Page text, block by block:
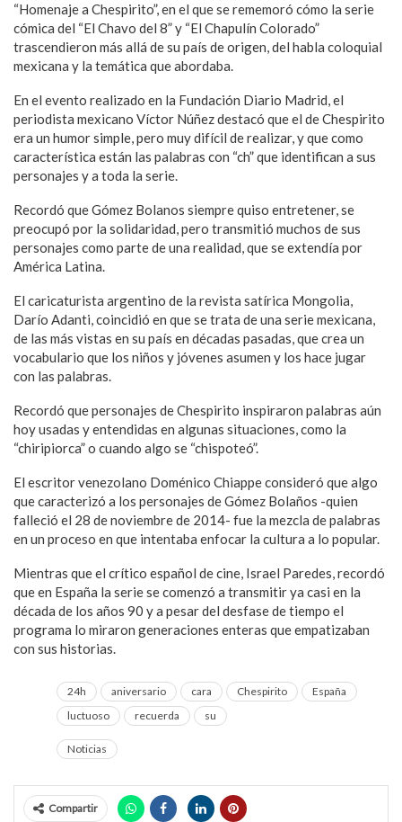
“Homenaje a Chespirito”, en el que se rememoró cómo la serie
cómica del “El Chavo del 8” y “El Chapulín Colorado”
trascendieron más allá de su país de origen, del habla coloquial
mexicana y la temática que abordaba.
En el evento realizado en la Fundación Diario Madrid, el
periodista mexicano Víctor Núñez destacó que el de Chespirito
era un humor simple, pero muy difícil de realizar, y que como
característica están las palabras con “ch” que identifican a sus
personajes y a toda la serie.
Recordó que Gómez Bolanos siempre quiso entretener, se
preocupó por la solidaridad, pero transmitió muchos de sus
personajes como parte de una realidad, que se extendía por
América Latina.
El caricaturista argentino de la revista satírica Mongolia,
Darío Adanti, coincidió en que se trata de una serie mexicana,
de las más vistas en su país en décadas pasadas, que crea un
vocabulario que los niños y jóvenes asumen y los hace jugar
con las palabras.
Recordó que personajes de Chespirito inspiraron palabras aún
hoy usadas y entendidas en algunas situaciones, como la
“chiripiorca” o cuando algo se “chispoteó”.
El escritor venezolano Doménico Chiappe consideró que algo
que caracterizó a los personajes de Gómez Bolaños -quien
falleció el 28 de noviembre de 2014- fue la mezcla de palabras
en un proceso en que intentaba enfocar la cultura a lo popular.
Mientras que el crítico español de cine, Israel Paredes, recordó
que en España la serie se comenzó a transmitir ya casi en la
década de los años 90 y a pesar del desfase de tiempo el
programa lo miraron generaciones enteras que empatizaban
con sus historias.
24h aniversario cara Chespirito
España
luctuoso
recuerda su
Noticias
Compartir